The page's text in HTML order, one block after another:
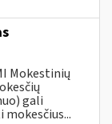
Mokestinių
gali